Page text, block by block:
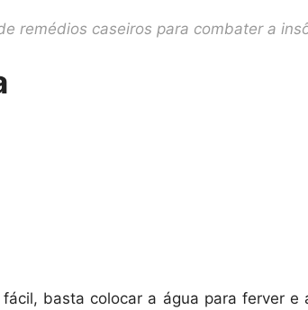
remédios caseiros para combater a
basta colocar a água para ferver